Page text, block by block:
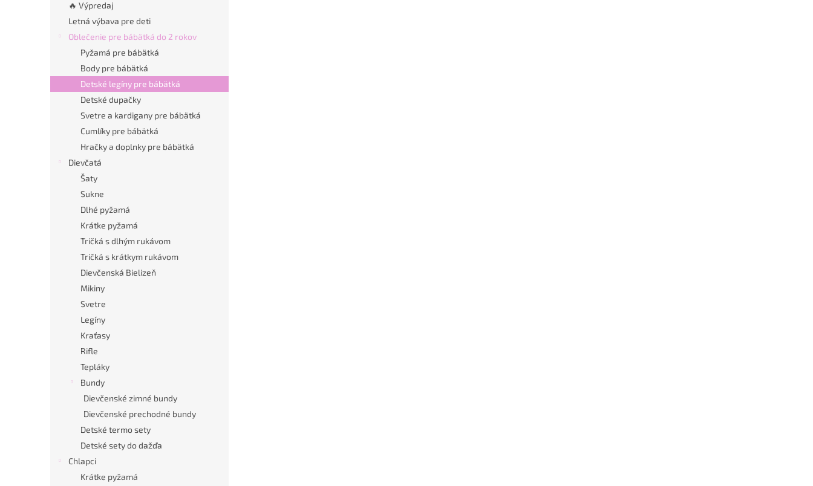
🔥 Výpredaj
Letná výbava pre deti
Oblečenie pre bábätká do 2 rokov
Pyžamá pre bábätká
Body pre bábätká
Detské legíny pre bábätká
Detské dupačky
Svetre a kardigany pre bábätká
Cumlíky pre bábätká
Hračky a doplnky pre bábätká
Dievčatá
Šaty
Sukne
Dlhé pyžamá
Krátke pyžamá
Tričká s dlhým rukávom
Tričká s krátkym rukávom
Dievčenská Bielizeň
Mikiny
Svetre
Legíny
Kraťasy
Rifle
Tepláky
Bundy
Dievčenské zimné bundy
Dievčenské prechodné bundy
Detské termo sety
Detské sety do dažďa
Chlapci
Krátke pyžamá